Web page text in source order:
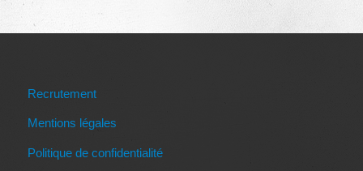
Recrutement
Mentions légales
Politique de confidentialité